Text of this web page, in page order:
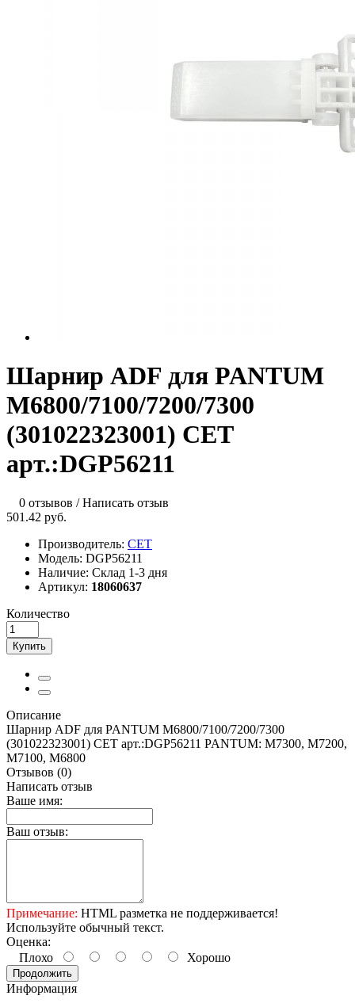
Шарнир ADF для PANTUM
M6800/7100/7200/7300
(301022323001) CET
арт.:DGP56211
0 отзывов /Написать отзыв
501.42 руб.
Производитель: CET
Модель: DGP56211
Наличие: Склад 1-3 дня
Артикул: 18060637
Количество
Купить
Описание
Шарнир ADF для PANTUM M6800/7100/7200/7300
(301022323001) CET арт.:DGP56211 PANTUM: M7300, M7200,
M7100, M6800
Отзывов (0)
Написать отзыв
Ваше имя:
Ваш отзыв:
Примечание: HTML разметка не поддерживается!
Используйте обычный текст.
Оценка:
Плохо
Хорошо
Продолжить
Информация